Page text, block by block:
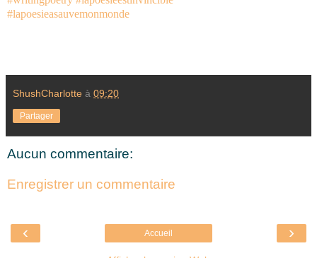
#lapoesieasauvemonmonde
ShushCharlotte à 09:20
Partager
Aucun commentaire:
Enregistrer un commentaire
‹ ›
Accueil